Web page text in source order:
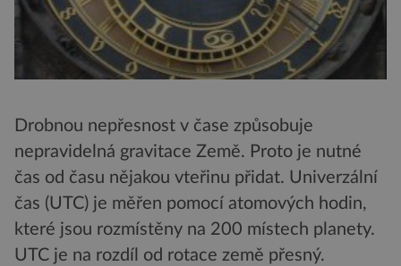
Drobnou nepřesnost v čase způsobuje
nepravidelná gravitace Země. Proto je nutné
čas od času nějakou vteřinu přidat. Univerzální
čas (UTC) je měřen pomocí atomových hodin,
které jsou rozmístěny na 200 místech planety.
UTC je na rozdíl od rotace země přesný.